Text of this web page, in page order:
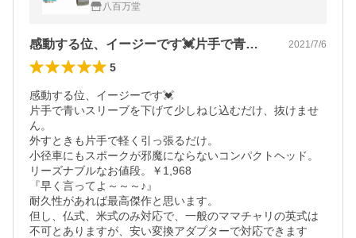
八百万堂
感動する位、イージーです💓片手で青いス… 2021/7/6
5
感動する位、イージーです💓
片手で青いスリーブを下げて少しねじ込むだけ、抜けませ
ん。
外すときも片手で軽く引っ張るだけ。
小径車にもスポークが邪魔にならないコンパクトヘッド。
リーズナブルなお値段。￥1,968
『早く言ってよ～～～♪』
耐久性があれば最高傑作と思います。
但し、仏式、米式のみ対応で、一般のママチャリの英式は
不可とありますが、安い変換アダプターで対応できます